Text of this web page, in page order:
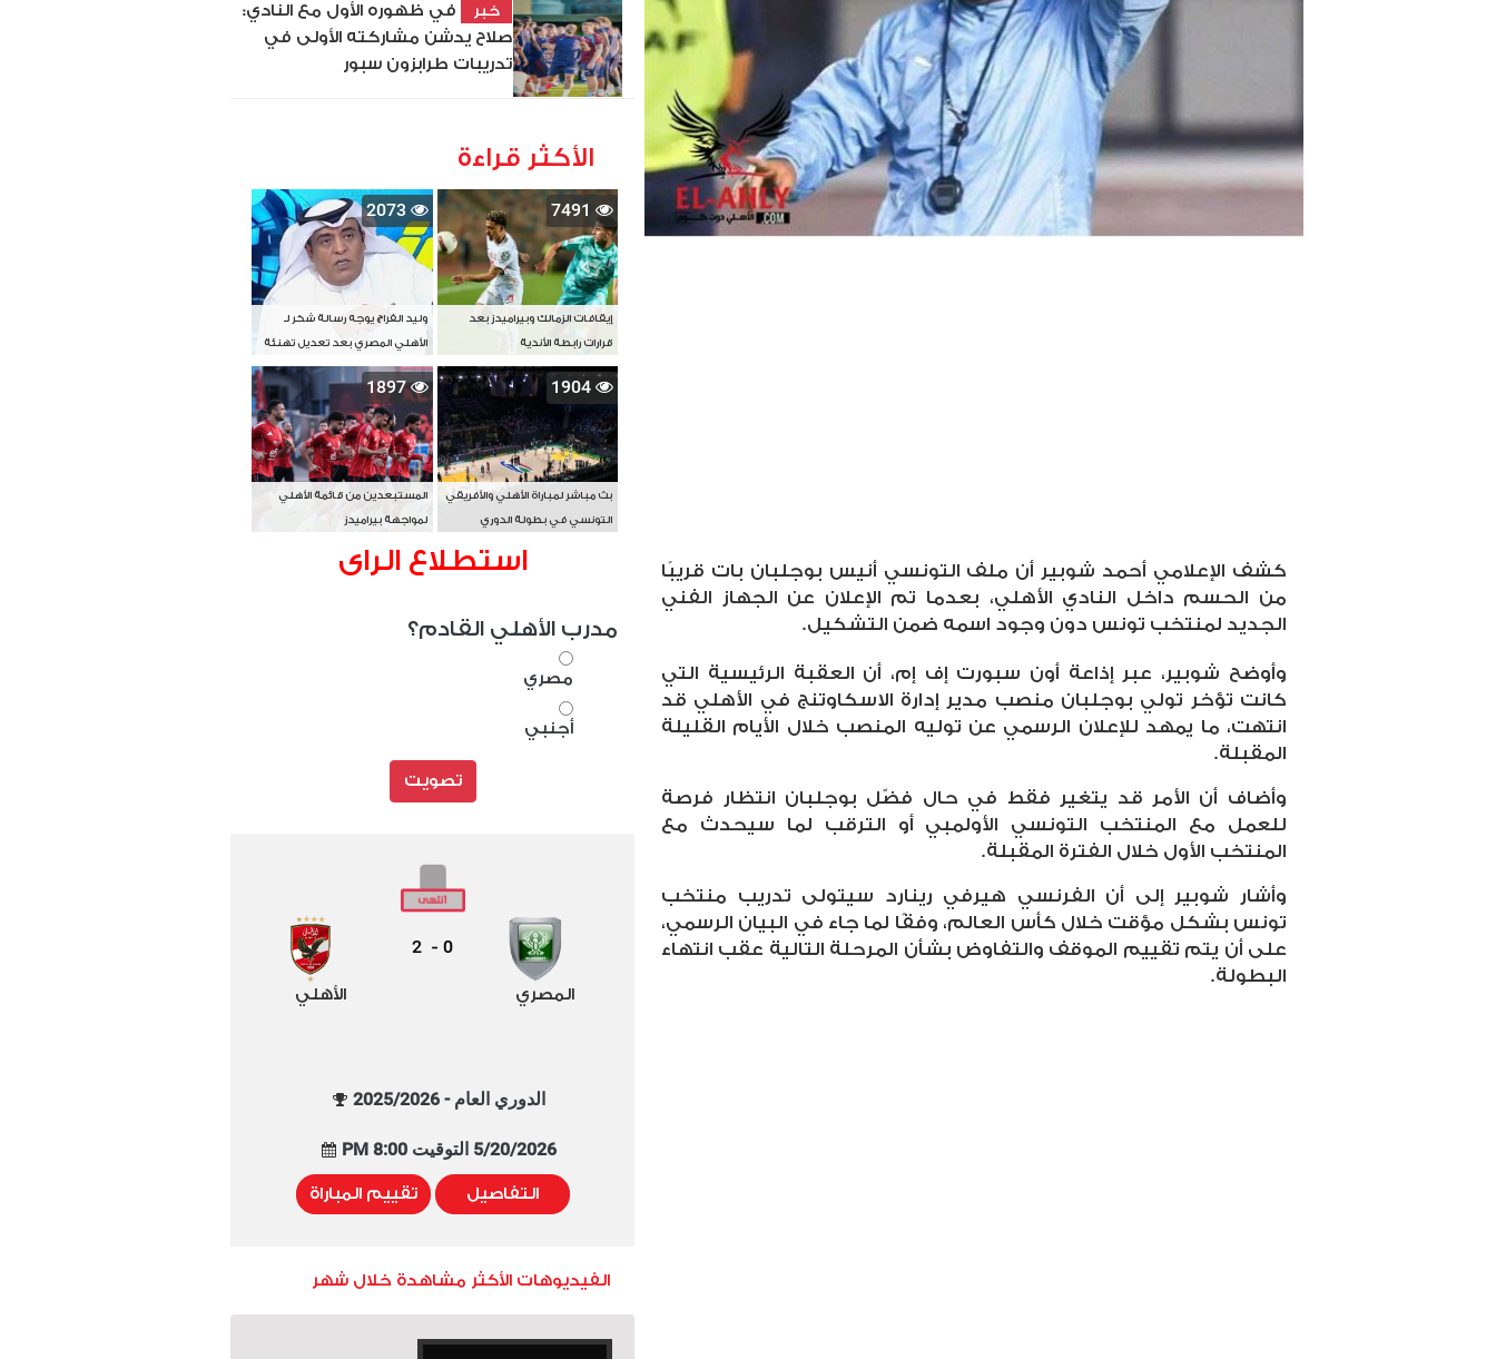
كشف الإعلامي أحمد شوبير أن ملف التونسي أنيس بوجلبان بات قريبًا
من الحسم داخل النادي الأهلي، بعدما تم الإعلان عن الجهاز الفني
الجديد لمنتخب تونس دون وجود اسمه ضمن التشكيل.
وأوضح شوبير، عبر إذاعة أون سبورت إف إم، أن العقبة الرئيسية التي
كانت تؤخر تولي بوجلبان منصب مدير إدارة الاسكاوتنج في الأهلي قد
انتهت، ما يمهد للإعلان الرسمي عن توليه المنصب خلال الأيام القليلة
المقبلة.
وأضاف أن الأمر قد يتغير فقط في حال فضّل بوجلبان انتظار فرصة
للعمل مع المنتخب التونسي الأولمبي أو الترقب لما سيحدث مع
المنتخب الأول خلال الفترة المقبلة.
وأشار شوبير إلى أن الفرنسي هيرفي رينارد سيتولى تدريب منتخب
تونس بشكل مؤقت خلال كأس العالم، وفقًا لما جاء في البيان الرسمي،
على أن يتم تقييم الموقف والتفاوض بشأن المرحلة التالية عقب انتهاء
البطولة.
خبر
في ظهوره الأول مع النادي:
صلاح يدشن مشاركته الأولى في
تدريبات طرابزون سبور
الأكثر قراءة
7491
إيقافات الزمالك وبيراميدز بعد
قرارات رابطة الأندية
2073
وليد الفراج يوجه رسالة شكر لـ
الأهلي المصري بعد تعديل تهنئة
بطل آسيا
1904
بث مباشر لمباراة الأهلي والأفريقي
التونسي في بطولة الدوري
1897
المستبعدين من قائمة الأهلي
لمواجهة بيراميدز
استطلاع الراى
مدرب الأهلي القادم؟
مصري
أجنبي
تصويت
المصري
0
-
2
الأهلي
الدوري العام - 2025/2026
5/20/2026 التوقيت 8:00 PM
التفاصيل تقييم المباراة
الفيديوهات الأكثر مشاهدة خلال شهر